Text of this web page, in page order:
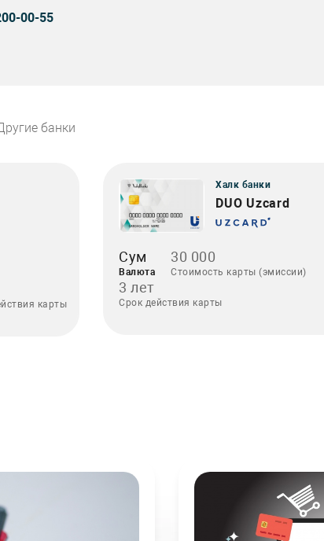
00-55
банки
карты
Халк банки
DUO Uzcard
Сум
Валюта
30 000
Стоимость карты (эмиссии)
3 лет
Срок действия карты